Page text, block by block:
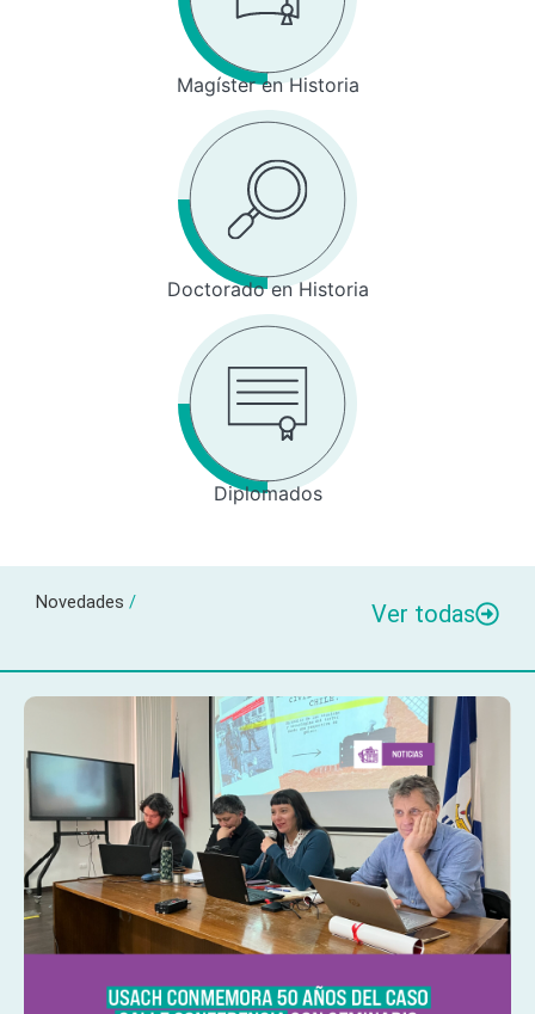
Magíster en Historia
Doctorado en Historia
Diplomados
Novedades / Ver todas